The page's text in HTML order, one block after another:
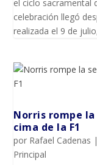
el ciclo sacramental
celebración llegó
realizada el 9 de
Norris rompe
cima de la F1
por Rafael Cadenas |
Principal